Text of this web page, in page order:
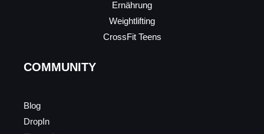
Ernährung
Weightlifting
CrossFit Teens
COMMUNITY
Blog
DropIn